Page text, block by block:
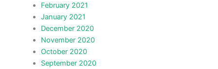
February 2021
January 2021
December 2020
November 2020
October 2020
September 2020